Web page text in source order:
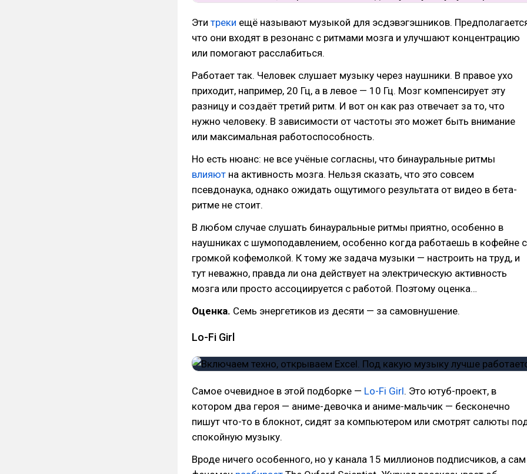
Эти треки ещё называют музыкой для эсдэвэгэшников.
что они входят в резонанс с ритмами мозга и улучшают концентрацию
или помогают расслабиться.
Работает так. Человек слушает музыку через наушники. В правое ухо
приходит, например, 20 Гц, а в левое — 10 Гц. Мозг компенсирует эту
разницу и создаёт третий ритм. И вот он как раз отвечает за то, что
нужно человеку. В зависимости от частоты это может быть внимание
или максимальная работоспособность.
Но есть нюанс: не все учёные согласны, что бинауральные ритмы
влияют на активность мозга. Нельзя сказать, что это совсем
псевдонаука, однако ожидать ощутимого результата от видео в бета-
ритме не стоит.
В любом случае слушать бинауральные ритмы приятно, особенно в
наушниках с шумоподавлением, особенно когда работаешь в кофейне с
громкой кофемолкой. К тому же задача музыки — настроить на труд, и
тут неважно, правда ли она действует на электрическую активность
мозга или просто ассоциируется с работой. Поэтому оценка…
Оценка. Семь энергетиков из десяти — за самовнушение.
Lo-Fi Girl
Самое очевидное в этой подборке — Lo-Fi Girl. Это ютуб-проект, в
котором два героя — аниме-девочка и аниме-мальчик — бесконечно
пишут что-то в блокнот, сидят за компьютером или смотрят салюты
спокойную музыку.
Вроде ничего особенного, но у канала 15 миллионов подписчиков, а сам